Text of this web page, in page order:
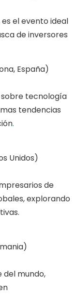
el evento ideal
de inversores
España)
sobre tecnología
tendencias
.
Unidos)
de
explorando
del mundo,